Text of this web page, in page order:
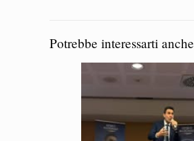
Potrebbe interessarti anche